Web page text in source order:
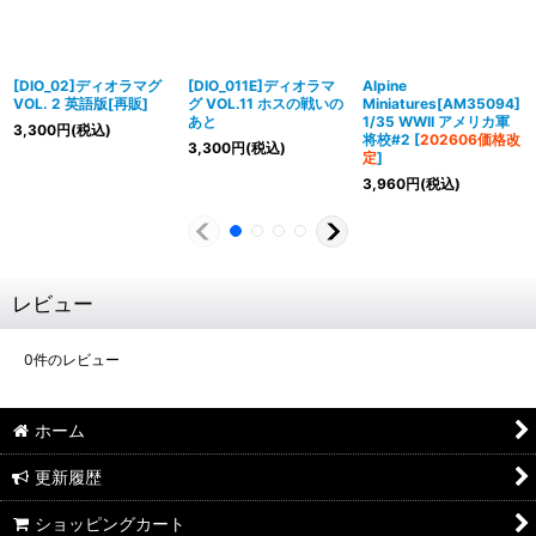
[DIO_02]ディオラマグ
VOL. 2 英語版[再販]
3,300円(税込)
[DIO_011E]ディオラマ
グ VOL.11 ホスの戦いの
あと
3,300円(税込)
Alpine
Miniatures[AM35094]
1/35 WWII アメリカ軍
将校#2 [202606価格改
定]
3,960円(税込)
レビュー
0件のレビュー
ホーム
更新履歴
ショッピングカート